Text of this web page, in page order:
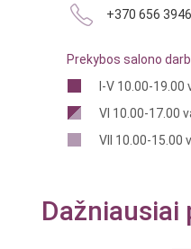
+370 656
Prekybos salono
I-V 10.00-19.00
VI 10.00-17.00
VII 10.00-15.00
Dažniausiai